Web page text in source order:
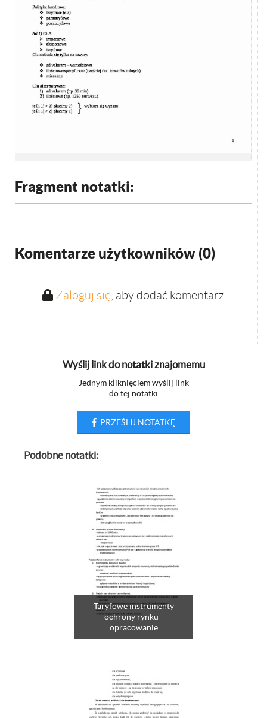
Fragment notatki:
Komentarze użytkowników (0)
Zaloguj się, aby dodać komentarz
Wyślij link do notatki znajomemu
Jednym kliknięciem wyślij link
do tej notatki
PRZEŚLIJ NOTATKĘ
Podobne notatki:
Taryfowe instrumenty
ochrony rynku -
opracowanie